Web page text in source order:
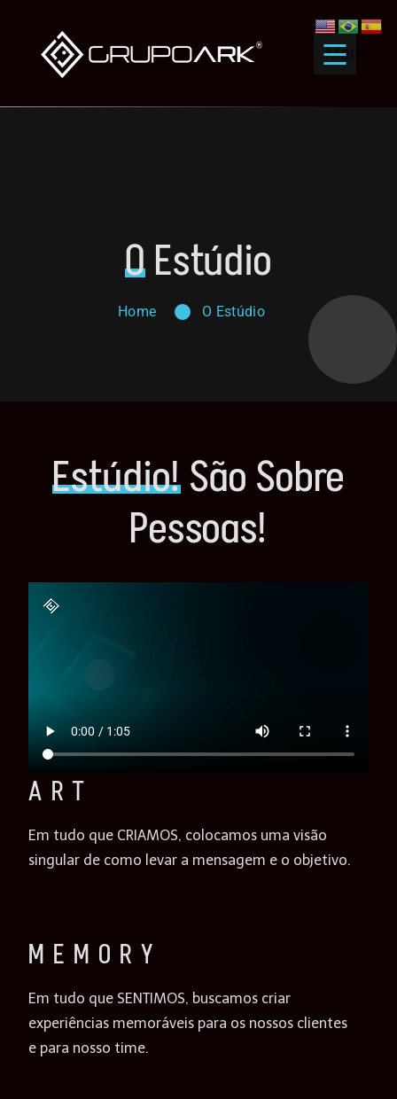
Menu
OEstúdio
Home O Estúdio
Estúdio! São Sobre
Pessoas!
A R T
Em tudo que CRIAMOS, colocamos uma visão
singular de como levar a mensagem e o objetivo.
M E M O R Y
Em tudo que SENTIMOS, buscamos criar
experiências memoráveis para os nossos clientes
e para nosso time.